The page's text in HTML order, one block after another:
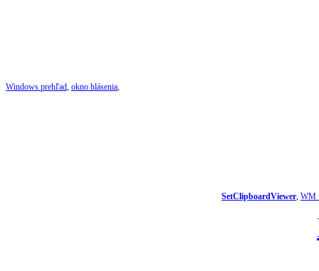
Windows prehľad okno hlásenia
SetClipboardViewer